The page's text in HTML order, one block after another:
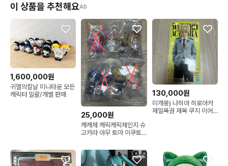
이 상품을 추천해요AD
1,600,000원
귀멸의칼날 미니타운 모든
캐릭터 일괄/개별 판매
25,000원
캐캐체 캐릭캐릭체인지 슈
고카라 아무 토마 이쿠토
챠 피규어 키링
130,000원
미개봉) 나히아 히로아카
제일복권 제복 쿠지 이어